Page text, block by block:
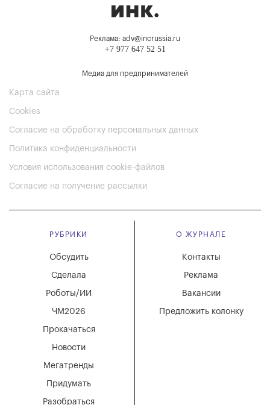
Реклама: adv@incrussia.ru
+7 977 647 52 51
Медиа для предпринимателей
Карта сайта
Cookies
Согласие на обработку персональных данных
Политика конфиденциальности
Условия использования cookie-файлов
Согласие на получение рассылки
РУБРИКИ
Мегатренды
Придумать
Разобраться
Новости
Обсудить
Сделала
Роботы/ИИ
ЧМ2026
Прокачаться
О ЖУРНАЛЕ
Вакансии
Реклама
Контакты
Предложить колонку